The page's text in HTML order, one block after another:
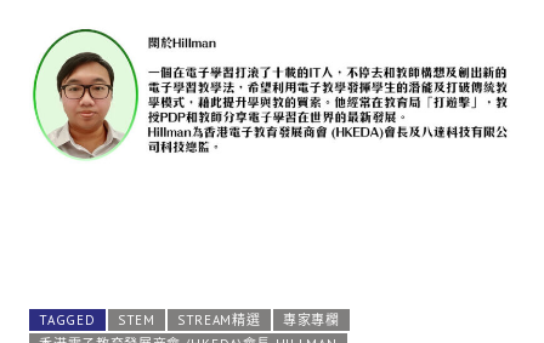
TAGGED STEM STREAM精選
專家專欄